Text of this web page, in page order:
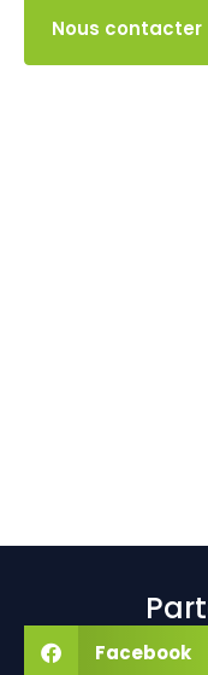
Nous contacter
Facebook